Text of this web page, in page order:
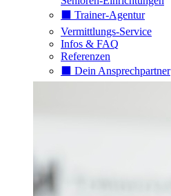
⬛️ Trainer-Agentur
Vermittlungs-Service
Infos & FAQ
Referenzen
⬛️ Dein Ansprechpartner